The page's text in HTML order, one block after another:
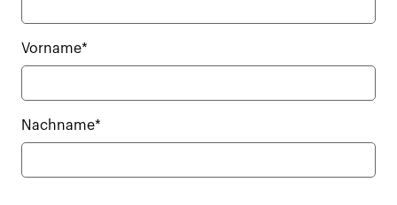
Vorname*
Nachname*